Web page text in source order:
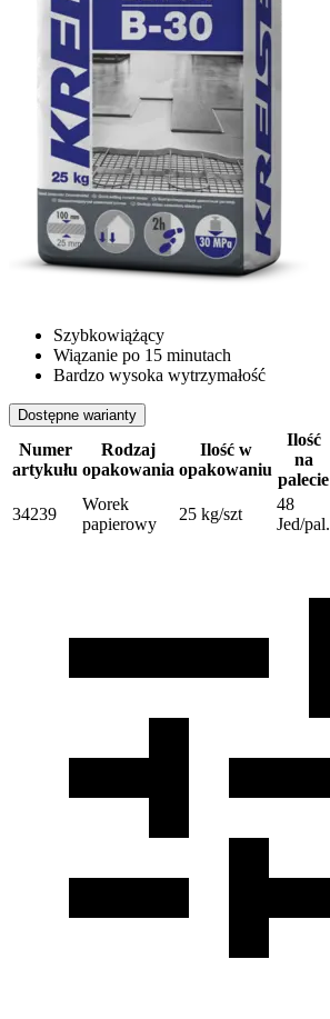
Szybkowiążący
Wiązanie po 15 minutach
Bardzo wysoka wytrzymałość
Dostępne warianty
Numer
artykułu
Rodzaj
opakowania
Ilość w
opakowaniu
Ilość
na
palecie
34239
Worek
papierowy
25 kg/szt
48
Jed/pal.